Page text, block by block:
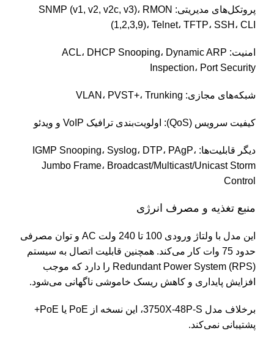
پروتکل‌های مدیریتی: SNMP (v1, v2, v2c, v3)، RMON
(1,2,3,9)، Telnet، TFTP، SSH، CLI
امنیت: ACL، DHCP Snooping، Dynamic ARP
Inspection، Port Security
شبکه‌های مجازی: VLAN، PVST+، Trunking
کیفیت سرویس (QoS): اولویت‌بندی ترافیک VoIP و ویدئو
دیگر قابلیت‌ها: IGMP Snooping، Syslog، DTP، PAgP،
Jumbo Frame، Broadcast/Multicast/Unicast Storm
Control
منبع تغذیه و مصرف انرژی
این مدل با ولتاژ ورودی 100 تا 240 ولت AC و توان مصرفی
حدود 75 وات کار می‌کند. همچنین قابلیت اتصال به سیستم
Redundant Power System (RPS) را دارد که موجب
افزایش پایداری و کاهش ریسک خاموشی ناگهانی می‌شود.
برخلاف مدل 3750X-48P-S، این نسخه از PoE یا PoE+
پشتیبانی نمی‌کند.